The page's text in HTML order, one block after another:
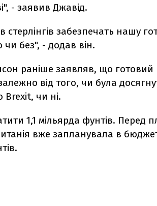
- заявив Джавід.
стерлінгів забезпечать нашу
без", - додав він.
раніше заявляв, що готовий
від того, чи була
Brexit, чи ні.
1,1 мільярда фунтів. Перед
вже запланувала в